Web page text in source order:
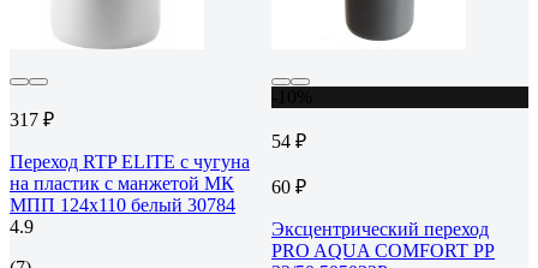
317 ₽
Переход RTP ELITE с чугуна
на пластик с манжетой МК
МПП 124x110 белый 30784
4.9
54 ₽
60 ₽
Эксцентрический переход
PRO AQUA COMFORT PP